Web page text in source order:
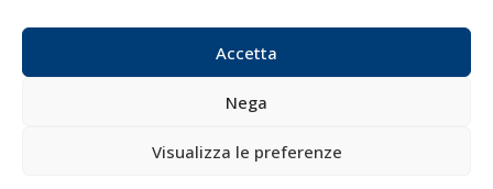
Accetta
Nega
Visualizza le preferenze
Blue economy
Diporto